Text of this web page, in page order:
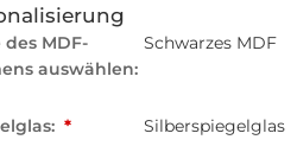
des MDF-
auswählen:
Schwarzes MDF
* Silberspiegelglas